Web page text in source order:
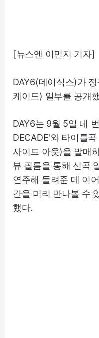
[뉴스엔 이민지 기자]
DAY6(데이식스)가
케이드) 일부를 공개
DAY6는 9월 5일 네
DECADE'와 타이틀
사이드 아웃)을 발매
뷰 필름을 통해 신곡
연주해 들려준 데 이
간을 미리 만나볼 수
했다.